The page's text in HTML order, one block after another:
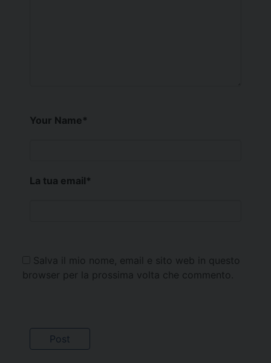
Your Name*
La tua email*
Salva il mio nome, email e sito web in questo
browser per la prossima volta che commento.